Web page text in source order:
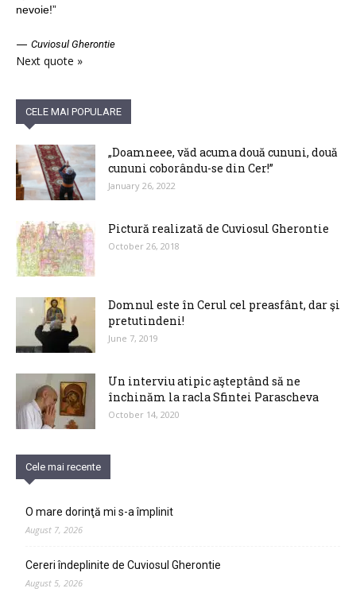
nevoie!”
— Cuviosul Gherontie
Next quote »
CELE MAI POPULARE
„Doamneee, văd acuma două cununi, două
cununi coborându-se din Cer!”
January 26, 2022
Pictură realizată de Cuviosul Gherontie
October 26, 2018
Domnul este în Cerul cel preasfânt, dar şi
pretutindeni!
June 7, 2019
Un interviu atipic aşteptând să ne
închinăm la racla Sfintei Parascheva
October 14, 2020
Cele mai recente
O mare dorinţă mi s-a împlinit
August 7, 2026
Cereri îndeplinite de Cuviosul Gherontie
August 5, 2026